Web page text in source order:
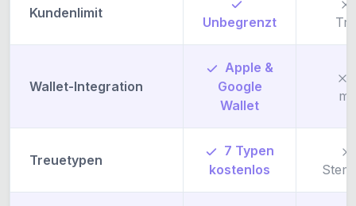
Kundenlimit
Unbegrenzt
Wallet-Integration
Apple &
Google
Wallet
Treuetypen
7 Typen
kostenlos